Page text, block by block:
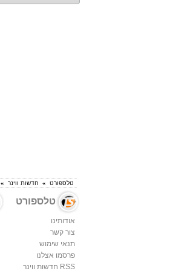
טלספורט » חדשות ווינר »
טלספורט
אודותינו
צור קשר
תנאי שימוש
פרסמו אצלנו
RSS חדשות ווינר